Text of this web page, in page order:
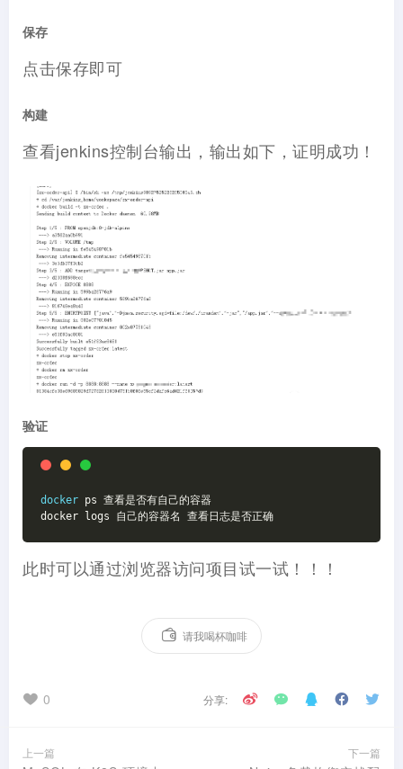
保存
点击保存即可
构建
查看jenkins控制台输出，输出如下，证明成功！
验证
docker ps 查看是否有自己的容器
docker logs 自己的容器名 查看日志是否正确
此时可以通过浏览器访问项目试一试！！！
请我喝杯咖啡
0 分享:
上一篇 下一篇